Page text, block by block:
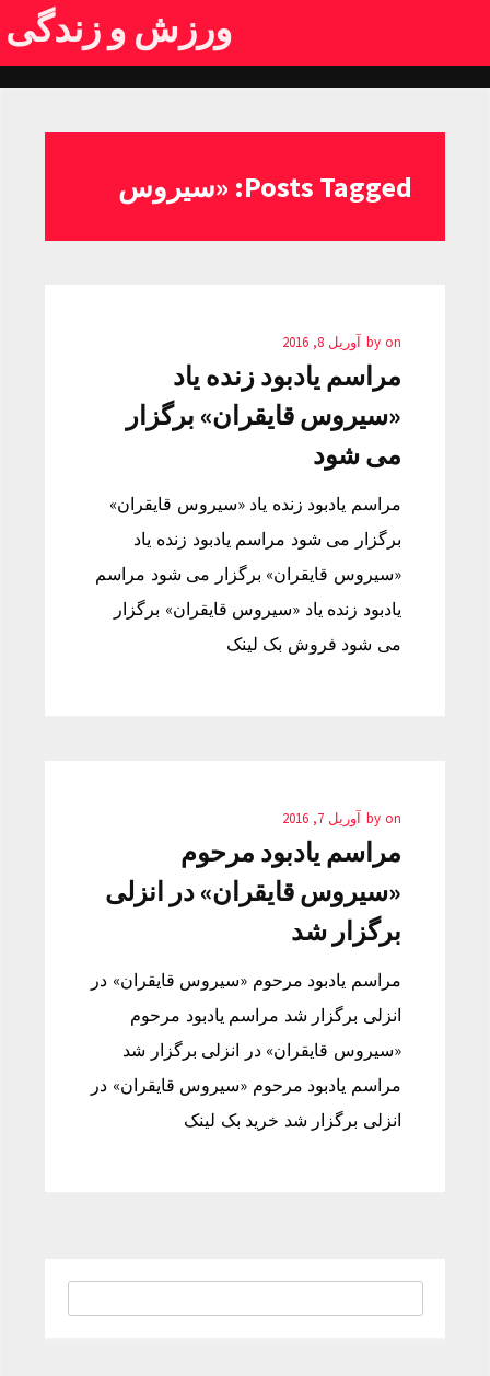
ورزش و زندگی
Posts Tagged: «سیروس
by on آوریل 8, 2016
مراسم یادبود زنده یاد
«سیروس قایقران» برگزار
می شود
مراسم یادبود زنده یاد «سیروس قایقران»
برگزار می شود مراسم یادبود زنده یاد
«سیروس قایقران» برگزار می شود مراسم
یادبود زنده یاد «سیروس قایقران» برگزار
می شود فروش بک لینک
by on آوریل 7, 2016
مراسم یادبود مرحوم
«سیروس قایقران» در انزلی
برگزار شد
مراسم یادبود مرحوم «سیروس قایقران» در
انزلی برگزار شد مراسم یادبود مرحوم
«سیروس قایقران» در انزلی برگزار شد
مراسم یادبود مرحوم «سیروس قایقران» در
انزلی برگزار شد خرید بک لینک